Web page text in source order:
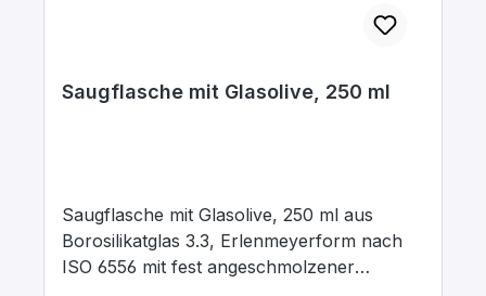
Saugflasche mit Glasolive, 250 ml
Saugflasche mit Glasolive, 250 ml aus
Borosilikatglas 3.3, Erlenmeyerform nach
ISO 6556 mit fest angeschmolzener